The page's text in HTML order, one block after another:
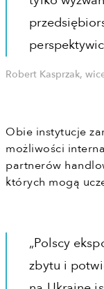
Robert Kasprzak,
Obie instytucje
możliwości
partnerów
których mogą
„Polscy
zbytu i